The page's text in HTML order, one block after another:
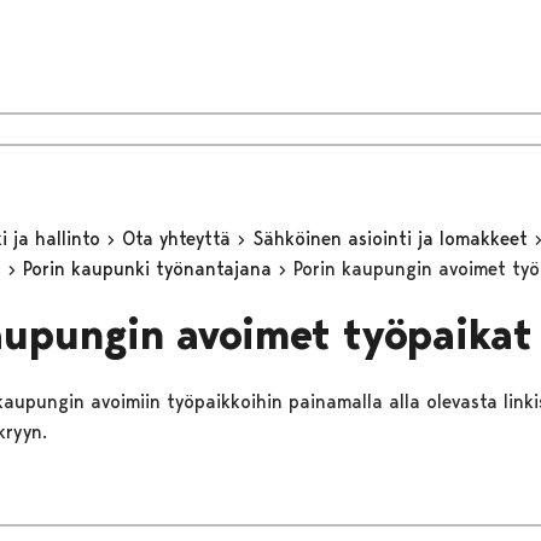
ja hallinto Ota yhteyttä
Sähköinen asiointi ja lomakkeet
Porin kaupunki työnantajana Porin kaupungin avoimet
avoimet työpaikat
avoimiin työpaikkoihin painamalla alla olevasta